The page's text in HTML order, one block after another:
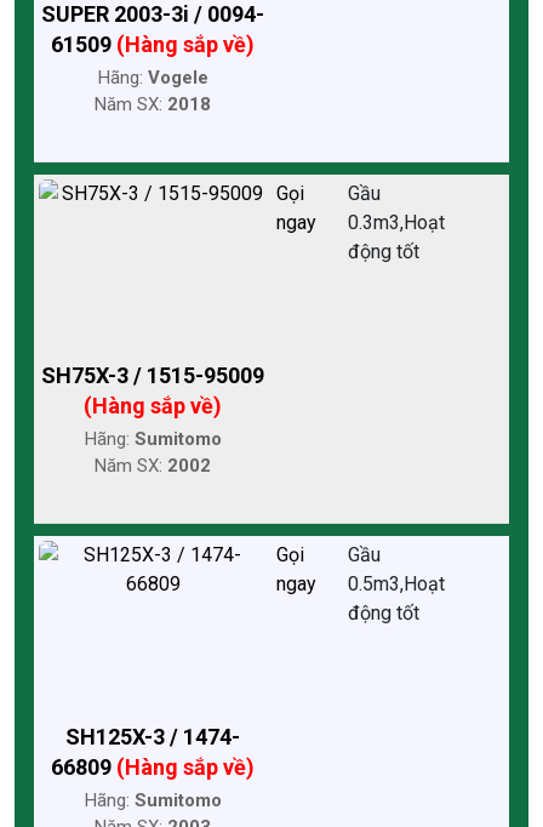
SUPER 2003-3i / 0094-
61509 (Hàng sắp về)
Hãng: Vogele
Năm SX: 2018
SH75X-3 / 1515-95009
(Hàng sắp về)
Hãng: Sumitomo
Năm SX: 2002
Gọi
ngay
Gầu
0.3m3,Hoạt
động tốt
SH125X-3 / 1474-
66809 (Hàng sắp về)
Hãng: Sumitomo
Gọi
ngay
Gầu
0.5m3,Hoạt
động tốt